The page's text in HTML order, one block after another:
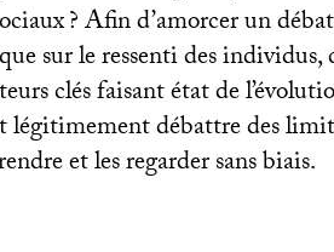
? Afin d’amorcer un
sur le ressenti des individus,
clés faisant état de
légitimement débattre des
et les regarder sans biais.